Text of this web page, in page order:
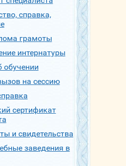
справка,
грамоты
интернатуры
обучении
на сессию
сертификат
и свидетельства
заведения в